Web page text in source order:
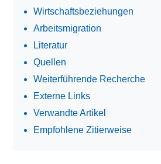
Wirtschaftsbeziehungen
Arbeitsmigration
Literatur
Quellen
Weiterführende Recherche
Externe Links
Verwandte Artikel
Empfohlene Zitierweise